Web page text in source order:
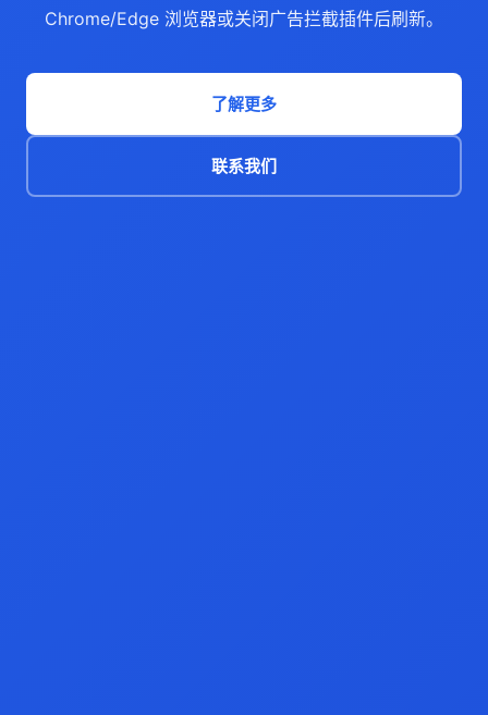
Chrome/Edge 浏览器或关闭广告拦截插件后刷新。
了解更多
联系我们